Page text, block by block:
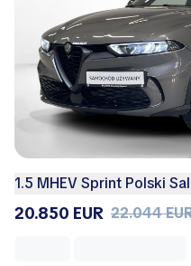
1.5 MHEV Sprint Polski
20.850 EUR 22.044